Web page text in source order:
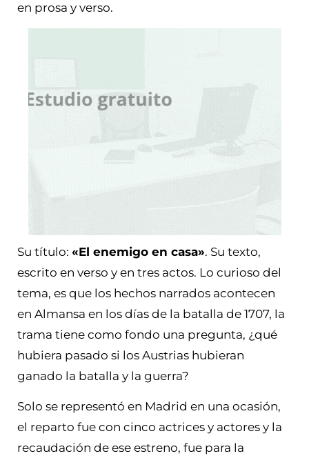
en prosa y verso.
Su título: «El enemigo en casa». Su texto,
escrito en verso y en tres actos. Lo curioso del
tema, es que los hechos narrados acontecen
en Almansa en los días de la batalla de 1707, la
trama tiene como fondo una pregunta, ¿qué
hubiera pasado si los Austrias hubieran
ganado la batalla y la guerra?
Solo se representó en Madrid en una ocasión,
el reparto fue con cinco actrices y actores y la
recaudación de ese estreno, fue para la